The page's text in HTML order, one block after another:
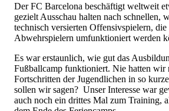
Der FC Barcelona beschäftigt weltweit
gezielt Ausschau halten nach schnellen,
technisch versierten Offensivspielern, die
Abwehrspielern umfunktioniert werden
Es war erstaunlich, wie gut das
Fußballcamp funktioniert. Nie hatten wir
Fortschritten der Jugendlichen in so
sollen wir sagen? Unser Interesse war
auch noch ein drittes Mal zum Training,